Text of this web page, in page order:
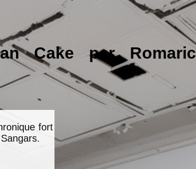
Cake par Romaric
fort